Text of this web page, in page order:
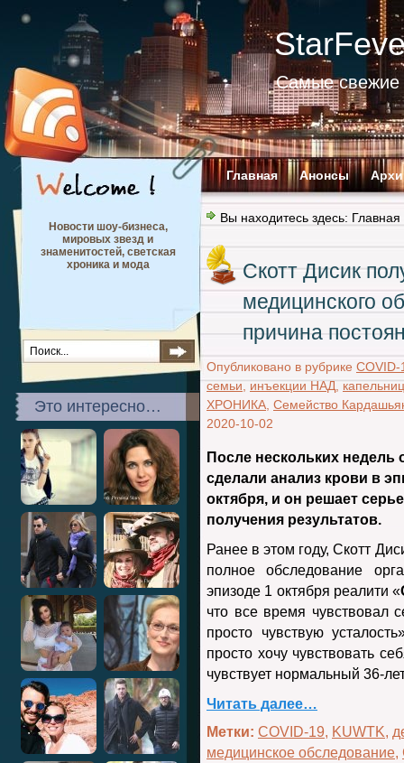
Самые свежие
Главная Анонсы
Новости шоу-бизнеса,
мировых звезд и
знаменитостей, светская
хроника и мода
Это интересно…
Вы находитесь здесь: Главная
Скотт Дисик
медицинского
причина
Опубликовано в рубрике COVID-
семьи,инъекции НАД,
ХРОНИКА Семейство
2020-10-02
После нескольких
сделали анализ крови в
октября, и он решает
получения результатов.
Ранее в этом году, Скотт
полное обследование
эпизоде 1 октября реалити «
что все время чувствовал
просто чувствую
просто хочу чувствовать
чувствует нормальный 36-
Читать далее…
Метки: COVID-19, KUWTK,
медицинское обследование,